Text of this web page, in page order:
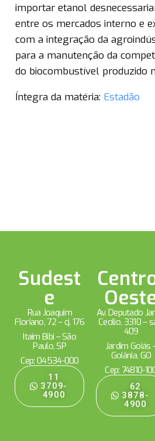
importar etanol
entre os mercados interno e
com a integração da
para a manutenção da
do biocombustível produzido
Íntegra da matéria: Estadão
Sudest
e
Rua Joaquim
Floriano, 72 – cj. 176
Itaim Bibi – São
Paulo, SP
Cep: 04534-000
11
3709-
4900
Av. Deputado
Cecílio, 3310 –
409
Jardim Goiás
Goiânia, GO
Cep: 74810-
62
3878-
4900